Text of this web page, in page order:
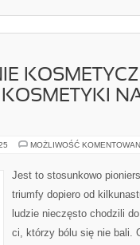
MOŻLIWOŚĆ
Jest to stosunkowo
triumfy dopiero od
ludzie nieczęsto chodzili
ci, którzy bólu się nie bali.